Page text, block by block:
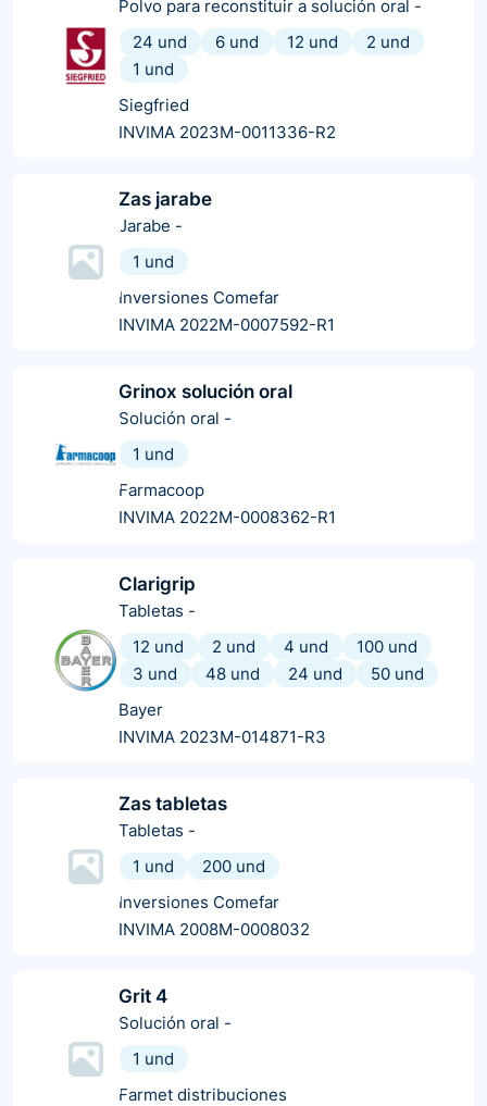
Polvo para reconstituir a solución oral -
24 und
6 und 12 und
2 und
1 und
Siegfried
INVIMA 2023M-0011336-R2
Zas jarabe
Jarabe -
1 und
Inversiones Comefar
INVIMA 2022M-0007592-R1
Grinox solución oral
Solución oral -
1 und
Farmacoop
INVIMA 2022M-0008362-R1
Clarigrip
Tabletas -
12 und
2 und 4 und
100 und
3 und
48 und 24 und
50 und
Bayer
INVIMA 2023M-014871-R3
Zas tabletas
Tabletas -
1 und
200 und
Inversiones Comefar
INVIMA 2008M-0008032
Grit 4
Solución oral -
1 und
Farmet distribuciones